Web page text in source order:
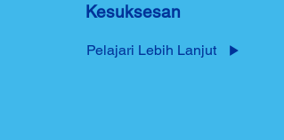
Kesuksesan
Pelajari Lebih Lanjut